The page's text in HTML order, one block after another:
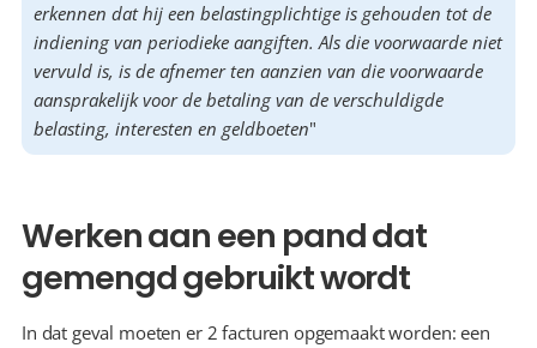
erkennen dat hij een belastingplichtige is gehouden tot de
indiening van periodieke aangiften. Als die voorwaarde niet
vervuld is, is de afnemer ten aanzien van die voorwaarde
aansprakelijk voor de betaling van de verschuldigde
belasting, interesten en geldboeten"
Werken aan een pand dat
gemengd gebruikt wordt
In dat geval moeten er 2 facturen opgemaakt worden: een